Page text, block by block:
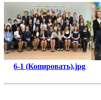
6-1 (Копировать).jpg